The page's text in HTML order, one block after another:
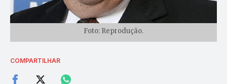
Foto: Reprodução.
COMPARTILHAR